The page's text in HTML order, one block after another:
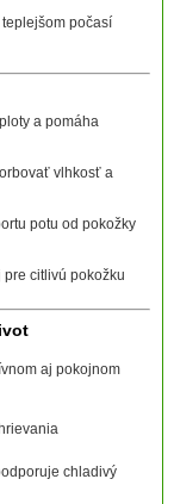
počasí
a pomáha
vlhkosť a
potu od pokožky
citlivú pokožku
aj pokojnom
chladivý